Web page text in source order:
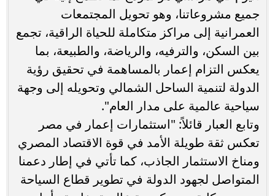
جميع مشروعاتنا، وهو تحويل المجتمعات
العمرانية إلى مراكز متكاملة للحياة الراقية، تجمع
بين السكن، والترفيه، والرياضة، والطبيعة، بما
يعكس التزام إعمار بالمساهمة في تحقيق رؤية
الدولة لتنمية الساحل الشمالي وتحويله إلى وجهة
سياحية عالمية على مدار العام".
وتابع العبار قائلاً: "استثمارات إعمار في مصر
تعكس ثقة طويلة الأمد في قوة الاقتصاد المصري
ومناخ الاستثمار الجاذب، كما تأتي في إطار دعمنا
المتواصل لجهود الدولة في تطوير قطاع السياحة